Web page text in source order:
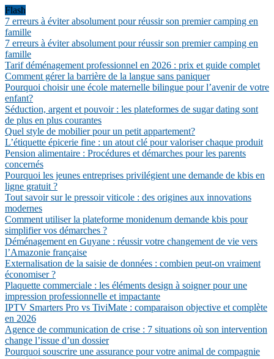
Flash
7 erreurs à éviter absolument pour réussir son premier camping en
famille
7 erreurs à éviter absolument pour réussir son premier camping en
famille
Tarif déménagement professionnel en 2026 : prix et guide complet
Comment gérer la barrière de la langue sans paniquer
Pourquoi choisir une école maternelle bilingue pour l’avenir de votre
enfant?
Séduction, argent et pouvoir : les plateformes de sugar dating sont
de plus en plus courantes
Quel style de mobilier pour un petit appartement?
L’étiquette épicerie fine : un atout clé pour valoriser chaque produit
Pension alimentaire : Procédures et démarches pour les parents
concernés
Pourquoi les jeunes entreprises privilégient une demande de kbis en
ligne gratuit ?
Tout savoir sur le pressoir viticole : des origines aux innovations
modernes
Comment utiliser la plateforme monidenum demande kbis pour
simplifier vos démarches ?
Déménagement en Guyane : réussir votre changement de vie vers
l’Amazonie française
Externalisation de la saisie de données : combien peut-on vraiment
économiser ?
Plaquette commerciale : les éléments design à soigner pour une
impression professionnelle et impactante
IPTV Smarters Pro vs TiviMate : comparaison objective et complète
en 2026
Agence de communication de crise : 7 situations où son intervention
change l’issue d’un dossier
Pourquoi souscrire une assurance pour votre animal de compagnie